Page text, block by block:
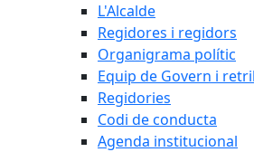
L'Alcalde
Regidores i regidors
Organigrama polític
Equip de Govern i
Regidories
Codi de conducta
Agenda institucional